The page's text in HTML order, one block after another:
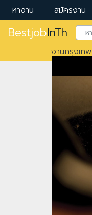
หางาน สมัครงาน
BestjobInTh
งานกรุงเทพ